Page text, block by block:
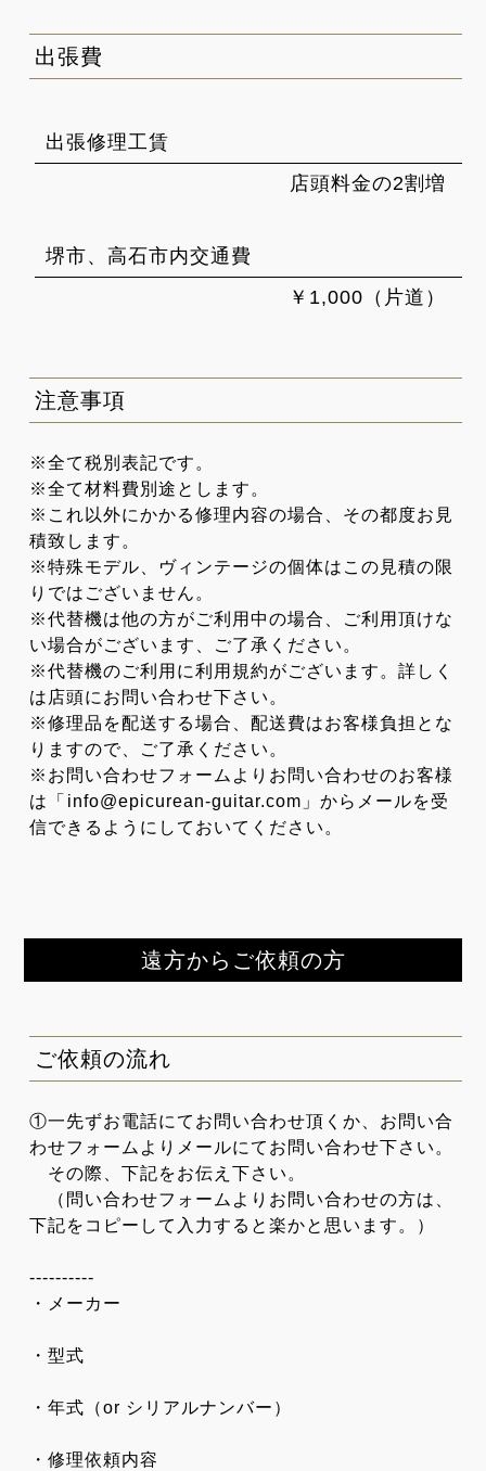
出張費
出張修理工賃
店頭料金の2割増
堺市、高石市内交通費
￥1,000（片道）
注意事項
※全て税別表記です。
※全て材料費別途とします。
※これ以外にかかる修理内容の場合、その都度お見
積致します。
※特殊モデル、ヴィンテージの個体はこの見積の限
りではございません。
※代替機は他の方がご利用中の場合、ご利用頂けな
い場合がございます、ご了承ください。
※代替機のご利用に利用規約がございます。詳しく
は店頭にお問い合わせ下さい。
※修理品を配送する場合、配送費はお客様負担とな
りますので、ご了承ください。
※お問い合わせフォームよりお問い合わせのお客様
は「info@epicurean-guitar.com」からメールを受
信できるようにしておいてください。
遠方からご依頼の方
ご依頼の流れ
①一先ずお電話にてお問い合わせ頂くか、お問い合
わせフォームよりメールにてお問い合わせ下さい。
その際、下記をお伝え下さい。
（問い合わせフォームよりお問い合わせの方は、
下記をコピーして入力すると楽かと思います。）
----------
・メーカー
・型式
・年式（or シリアルナンバー）
・修理依頼内容